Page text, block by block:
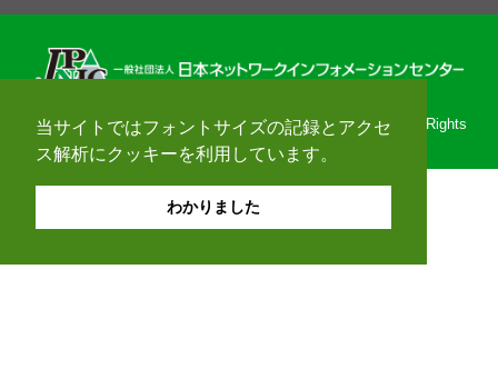
当サイトではフォントサイズの記録とアクセ
ス解析にクッキーを利用しています。
わかりました
Copyright© 1996-2026 Japan Network Information Center. All Rights
Reserved.